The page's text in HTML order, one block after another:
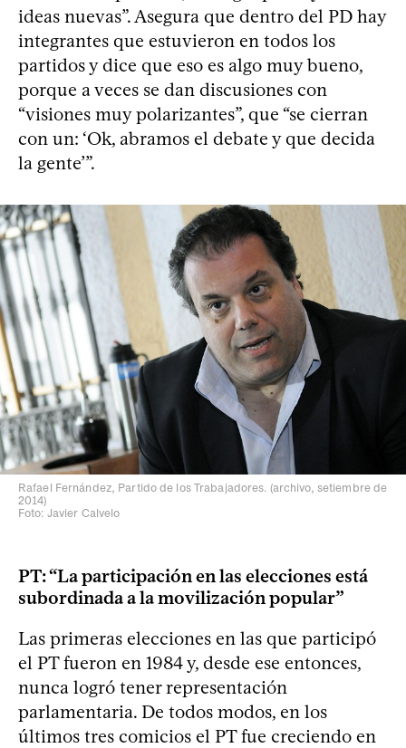
ideas nuevas”. Asegura que dentro del PD hay
integrantes que estuvieron en todos los
partidos y dice que eso es algo muy bueno,
porque a veces se dan discusiones con
“visiones muy polarizantes”, que “se cierran
con un: ‘Ok, abramos el debate y que decida
la gente’”.
Rafael Fernández, Partido de los Trabajadores. (archivo, setiembre de
2014)
Foto: Javier Calvelo
PT: “La participación en las elecciones está
subordinada a la movilización popular”
Las primeras elecciones en las que participó
el PT fueron en 1984 y, desde ese entonces,
nunca logró tener representación
parlamentaria. De todos modos, en los
últimos tres comicios el PT fue creciendo en